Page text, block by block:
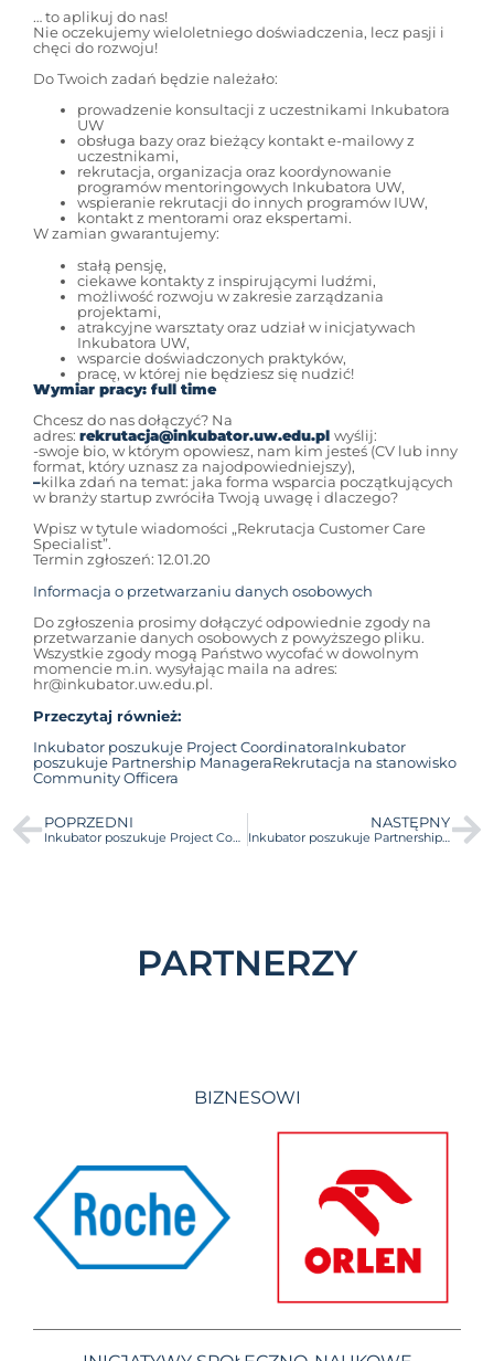
… to aplikuj do nas!
Nie oczekujemy wieloletniego doświadczenia, lecz pasji i
chęci do rozwoju!
Do Twoich zadań będzie należało:
prowadzenie konsultacji z uczestnikami Inkubatora
UW
obsługa bazy oraz bieżący kontakt e-mailowy z
uczestnikami,
rekrutacja, organizacja oraz koordynowanie
programów mentoringowych Inkubatora UW,
wspieranie rekrutacji do innych programów IUW,
kontakt z mentorami oraz ekspertami.
W zamian gwarantujemy:
stałą pensję,
ciekawe kontakty z inspirującymi ludźmi,
możliwość rozwoju w zakresie zarządzania
projektami,
atrakcyjne warsztaty oraz udział w inicjatywach
Inkubatora UW,
wsparcie doświadczonych praktyków,
pracę, w której nie będziesz się nudzić!
Wymiar pracy: full time
Chcesz do nas dołączyć? Na
adres: rekrutacja@inkubator.uw.edu.pl wyślij:
-swoje bio, w którym opowiesz, nam kim jesteś (CV lub inny
format, który uznasz za najodpowiedniejszy),
–kilka zdań na temat: jaka forma wsparcia początkujących
w branży startup zwróciła Twoją uwagę i dlaczego?
Wpisz w tytule wiadomości „Rekrutacja Customer Care
Specialist”.
Termin zgłoszeń: 12.01.20
Informacja o przetwarzaniu danych osobowych
Do zgłoszenia prosimy dołączyć odpowiednie zgody na
przetwarzanie danych osobowych z powyższego pliku.
Wszystkie zgody mogą Państwo wycofać w dowolnym
momencie m.in. wysyłając maila na adres:
hr@inkubator.uw.edu.pl.
Przeczytaj również:
Inkubator poszukuje Project CoordinatoraInkubator
poszukuje Partnership ManageraRekrutacja na stanowisko
Community Officera
POPRZEDNI
Inkubator poszukuje Project Coordinatora
NASTĘPNY
Inkubator poszukuje Partnership Managera
PARTNERZY
BIZNESOWI